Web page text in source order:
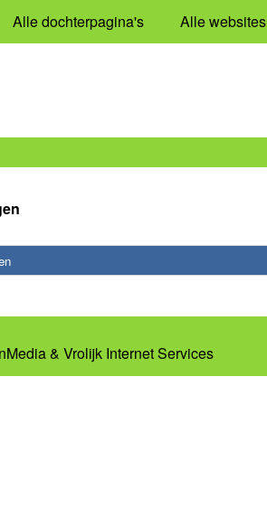
Alle dochterpagina's Alle websites
& Vrolijk Internet Services